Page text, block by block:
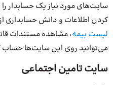
سایت‌های مورد نیاز یک حسابدار
کردن اطلاعات و دانش حسابداری
لیست بیمه، مشاهده مستندات
می‌توانید روی این سایت‌ها حساب
سایت تامین اجتماعی